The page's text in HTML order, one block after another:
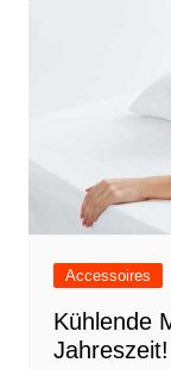
Accessoires
Kühlende
Jahreszeit!